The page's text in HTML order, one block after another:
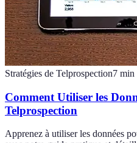
Stratégies de Telprospection7 min
Comment Utiliser les
Telprospection
Apprenez à utiliser les données